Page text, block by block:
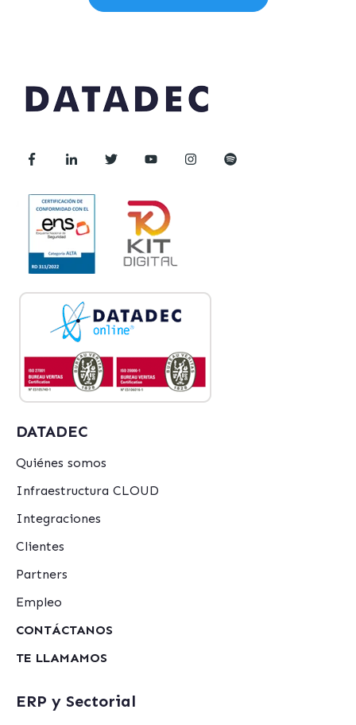
DATADEC
Quiénes somos
Infraestructura CLOUD
Integraciones
Clientes
Partners
Empleo
CONTÁCTANOS
TE LLAMAMOS
ERP y Sectorial